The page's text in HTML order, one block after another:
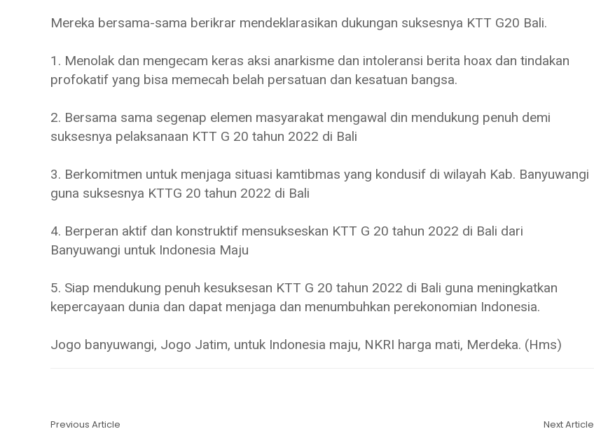
Mereka bersama-sama berikrar mendeklarasikan dukungan suksesnya KTT G20 Bali.
1. Menolak dan mengecam keras aksi anarkisme dan intoleransi berita hoax dan tindakan
profokatif yang bisa memecah belah persatuan dan kesatuan bangsa.
2. Bersama sama segenap elemen masyarakat mengawal din mendukung penuh demi
suksesnya pelaksanaan KTT G 20 tahun 2022 di Bali
3. Berkomitmen untuk menjaga situasi kamtibmas yang kondusif di wilayah Kab. Banyuwangi
guna suksesnya KTTG 20 tahun 2022 di Bali
4. Berperan aktif dan konstruktif mensukseskan KTT G 20 tahun 2022 di Bali dari
Banyuwangi untuk Indonesia Maju
5. Siap mendukung penuh kesuksesan KTT G 20 tahun 2022 di Bali guna meningkatkan
kepercayaan dunia dan dapat menjaga dan menumbuhkan perekonomian Indonesia.
Jogo banyuwangi, Jogo Jatim, untuk Indonesia maju, NKRI harga mati, Merdeka. (Hms)
Previous Article Next Article